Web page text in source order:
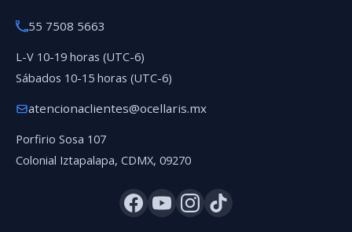
55 7508 5663
L-V 10-19 horas (UTC-6)
Sábados 10-15 horas (UTC-6)
atencionaclientes@ocellaris.mx
Porfirio Sosa 107
Colonial Iztapalapa, CDMX, 09270